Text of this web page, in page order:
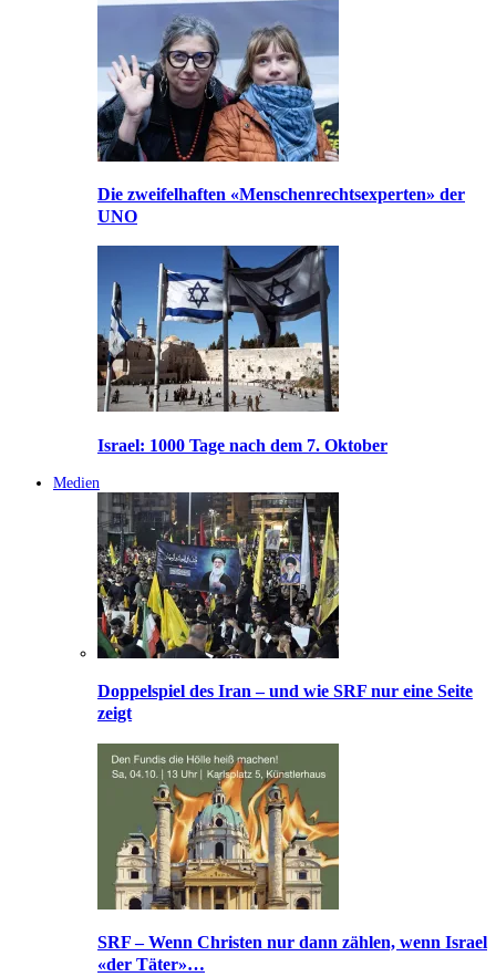
Die zweifelhaften «Menschenrechtsexperten» der
UNO
Israel: 1000 Tage nach dem 7. Oktober
Medien
Doppelspiel des Iran – und wie SRF nur eine Seite
zeigt
SRF – Wenn Christen nur dann zählen, wenn Israel
«der Täter»…